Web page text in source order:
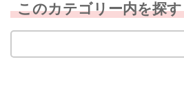
このカテゴリー内を探す